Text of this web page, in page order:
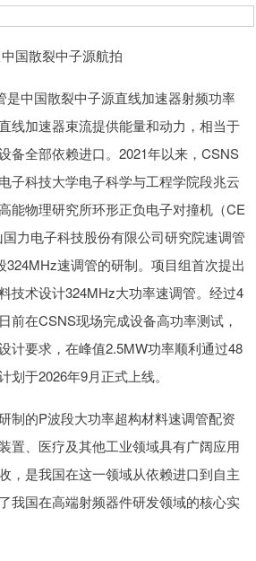
国散裂中子源航拍
中国散裂中子源直线加速器射频功率
线加速器束流提供能量和动力，相当于
备全部依赖进口。2021年以来，CSNS
子科技大学电子科学与工程学院段兆云
能物理研究所环形正负电子对撞机（CE
力电子科技股份有限公司研究院速调管
324MHz速调管的研制。项目组首次提出
技术设计324MHz大功率速调管。经过4
前在CSNS现场完成设备高功率测试，
计要求，在峰值2.5MW功率顺利通过48
划于2026年9月正式上线。
的P波段大功率超构材料速调管配资
置、医疗及其他工业领域具有广阔应用
，是我国在这一领域从依赖进口到自主
我国在高端射频器件研发领域的核心实